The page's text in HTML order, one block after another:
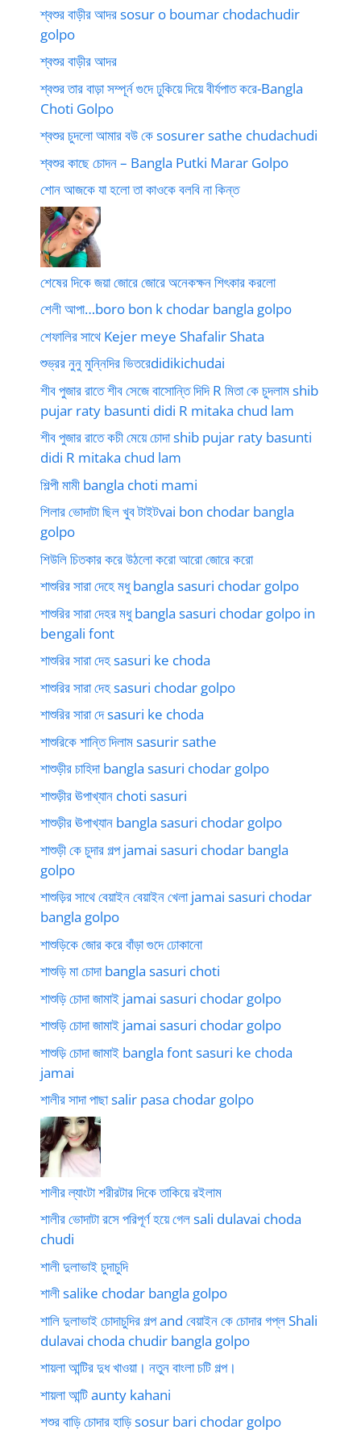
শ্বশুর বাড়ীর আদর sosur o boumar chodachudir
golpo
শ্বশুর বাড়ীর আদর
শ্বশুর তার বাড়া সম্পূর্ন গুদে ঢুকিয়ে দিয়ে বীর্যপাত করে-Bangla
Choti Golpo
শ্বশুর চুদলো আমার বউ কে sosurer sathe chudachudi
শ্বশুর কাছে চোদন – Bangla Putki Marar Golpo
শোন আজকে যা হলো তা কাওকে বলবি না কিন্ত
শেষের দিকে জয়া জোরে জোরে অনেকক্ষন শিৎকার করলো
শেলী আপা…boro bon k chodar bangla golpo
শেফালির সাথে Kejer meye Shafalir Shata
শুভ্রর নুনু মুন্নিদির ভিতরেdidikichudai
শীব পুজার রাতে শীব সেজে বাসোন্তি দিদি R মিতা কে চুদলাম shib
pujar raty basunti didi R mitaka chud lam
শীব পুজার রাতে কচী মেয়ে চোদা shib pujar raty basunti
didi R mitaka chud lam
শিল্পী মামী bangla choti mami
শিলার ভোদাটা ছিল খুব টাইটvai bon chodar bangla
golpo
শিউলি চিতকার করে উঠলো করো আরো জোরে করো
শাশুরির সারা দেহে মধু bangla sasuri chodar golpo
শাশুরির সারা দেহর মধু bangla sasuri chodar golpo in
bengali font
শাশুরির সারা দেহ sasuri ke choda
শাশুরির সারা দেহ sasuri chodar golpo
শাশুরির সারা দে sasuri ke choda
শাশুরিকে শান্তি দিলাম sasurir sathe
শাশুড়ীর চাহিদা bangla sasuri chodar golpo
শাশুড়ীর ঊপাখ্যান choti sasuri
শাশুড়ীর ঊপাখ্যান bangla sasuri chodar golpo
শাশুড়ী কে চুদার গল্প jamai sasuri chodar bangla
golpo
শাশুড়ির সাথে বেয়াইন বেয়াইন খেলা jamai sasuri chodar
bangla golpo
শাশুড়িকে জোর করে বাঁড়া গুদে ঢোকানো
শাশুড়ি মা চোদা bangla sasuri choti
শাশুড়ি চোদা জামাই jamai sasuri chodar golpo
শাশুড়ি চোদা জামাই jamai sasuri chodar golpo
শাশুড়ি চোদা জামাই bangla font sasuri ke choda
jamai
শালীর সাদা পাছা salir pasa chodar golpo
শালীর ল্যাংটা শরীরটার দিকে তাকিয়ে রইলাম
শালীর ভোদাটা রসে পরিপূর্ণ হয়ে গেল sali dulavai choda
chudi
শালী দুলাভাই চুদাচুদি
শালী salike chodar bangla golpo
শালি দুলাভাই চোদাচুদির গল্প and বেয়াইন কে চোদার গপ্ল Shali
dulavai choda chudir bangla golpo
শায়লা আন্টির দুধ খাওয়া। নতুন বাংলা চটি গল্প।
শায়লা আন্টি aunty kahani
শশুর বাড়ি চোদার হাড়ি sosur bari chodar golpo